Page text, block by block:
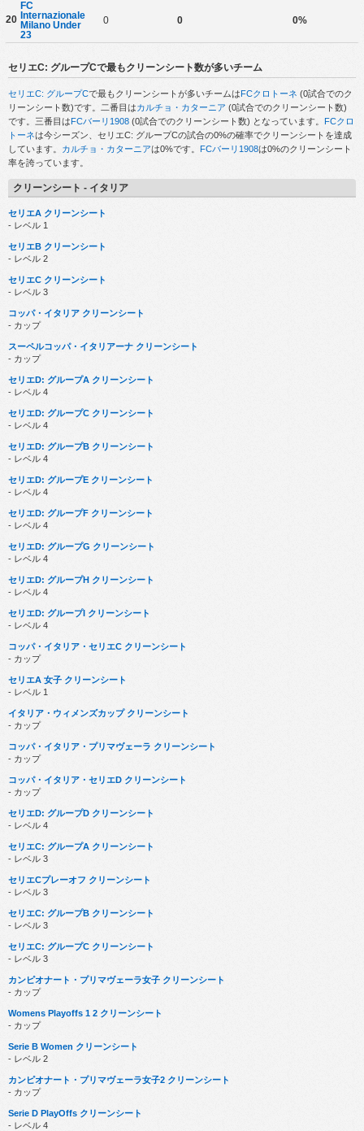
20
FC
Internazionale
Milano Under
23
0 0 0%
セリエC: グループCで最もクリーンシート数が多いチーム
セリエC: グループCで最もクリーンシートが多いチームは FCクロトーネ (0試合でのク
リーンシート数)です。二番目はカルチョ・カターニア (0試合でのクリーンシート数)
です。三番目は FCバーリ1908 (0試合でのクリーンシート数) となっています。
FCクロ
トーネは今シーズン、セリエC: グループCの試合の0%の確率でクリーンシートを達成
しています。 カルチョ・カターニアは0%です。 FCバーリ1908は0%のクリーンシート
率を誇っています。
クリーンシート - イタリア
セリエA クリーンシート
- レベル 1
セリエB クリーンシート
- レベル 2
セリエC クリーンシート
- レベル 3
コッパ・イタリア クリーンシート
- カップ
スーペルコッパ・イタリアーナ クリーンシート
- カップ
セリエD: グループA クリーンシート
- レベル 4
セリエD: グループC クリーンシート
- レベル 4
セリエD: グループB クリーンシート
- レベル 4
セリエD: グループE クリーンシート
- レベル 4
セリエD: グループF クリーンシート
- レベル 4
セリエD: グループG クリーンシート
- レベル 4
セリエD: グループH クリーンシート
- レベル 4
セリエD: グループI クリーンシート
- レベル 4
コッパ・イタリア・セリエC クリーンシート
- カップ
セリエA 女子 クリーンシート
- レベル 1
イタリア・ウィメンズカップ クリーンシート
- カップ
コッパ・イタリア・プリマヴェーラ クリーンシート
- カップ
コッパ・イタリア・セリエD クリーンシート
- カップ
セリエD: グループD クリーンシート
- レベル 4
セリエC: グループA クリーンシート
- レベル 3
セリエCプレーオフ クリーンシート
- レベル 3
セリエC: グループB クリーンシート
- レベル 3
セリエC: グループC クリーンシート
- レベル 3
カンピオナート・プリマヴェーラ女子 クリーンシート
- カップ
Womens Playoffs 1 2 クリーンシート
- カップ
Serie B Women クリーンシート
- レベル 2
カンピオナート・プリマヴェーラ女子2 クリーンシート
- カップ
Serie D PlayOffs クリーンシート
- レベル 4